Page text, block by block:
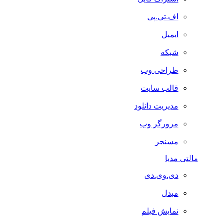
اف.تی.پی
ایمیل
شبکه
طراحی وب
قالب سایت
مدیریت دانلود
مرورگر وب
مسنجر
مالتی مدیا
دی.وی.دی
مبدل
نمایش فیلم